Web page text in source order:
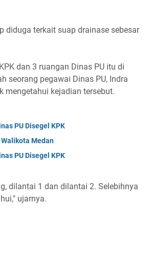
diduga terkait suap drainase sebesar
dan 3 ruangan Dinas PU itu di
seorang pegawai Dinas PU, Indra
mengetahui kejadian tersebut.
PU Disegel KPK
Walikota Medan
PU Disegel KPK
dilantai 1 dan dilantai 2. Selebihnya
ujarnya.